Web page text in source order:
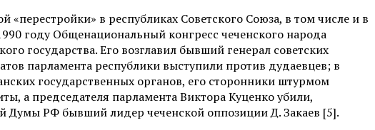
в республиках Советского Союза, в том числе и в
году Общенациональный конгресс чеченского народа
государства. Его возглавил бывший генерал советских
парламента республики выступили против дудаевцев; в
государственных органов, его сторонники штурмом
а председателя парламента Виктора Куценко убили,
Думы РФ бывший лидер чеченской оппозиции Д. Закаев [5].